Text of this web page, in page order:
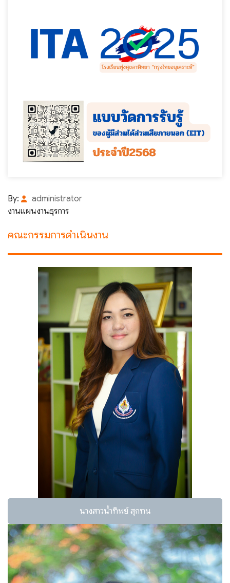
By:
administrator
งานแผนงานธุรการ
คณะกรรมการดำเนินงาน
นางสาวน้ำทิพย์ สุกทน